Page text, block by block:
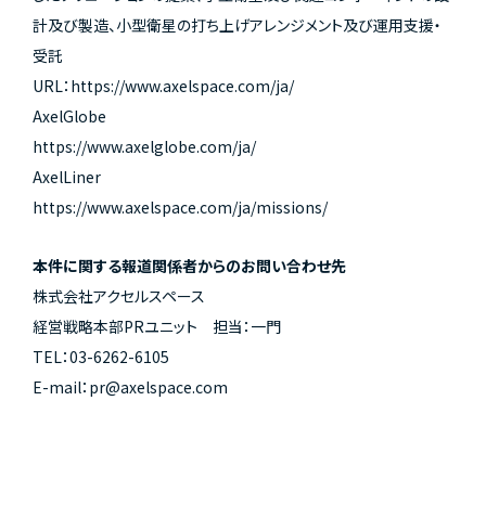
計及び製造、小型衛星の打ち上げアレンジメント及び運用支援・
受託
URL：https://www.axelspace.com/ja/
AxelGlobe
https://www.axelglobe.com/ja/
AxelLiner
https://www.axelspace.com/ja/missions/
本件に関する報道関係者からのお問い合わせ先
株式会社アクセルスペース
経営戦略本部PRユニット 担当：一門
TEL：03-6262-6105
E-mail：pr@axelspace.com